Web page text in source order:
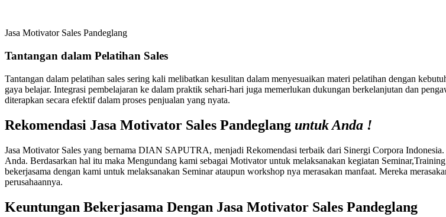
Jasa Motivator Sales Pandeglang
Tantangan dalam Pelatihan Sales
Tantangan dalam pelatihan sales sering kali melibatkan kesulitan dalam menyesuaikan materi pelatihan dengan
gaya belajar. Integrasi pembelajaran ke dalam praktik sehari-hari juga memerlukan dukungan berkelanjutan dan
diterapkan secara efektif dalam proses penjualan yang nyata.
Rekomendasi Jasa Motivator Sales Pandeglang untuk Anda !
Jasa Motivator Sales yang bernama DIAN SAPUTRA, menjadi Rekomendasi terbaik dari Sinergi Corpora
Anda. Berdasarkan hal itu maka Mengundang kami sebagai Motivator untuk melaksanakan kegiatan
bekerjasama dengan kami untuk melaksanakan Seminar ataupun workshop nya merasakan manfaat. Mereka
perusahaannya.
Keuntungan Bekerjasama Dengan Jasa Motivator Sales Pandeglang